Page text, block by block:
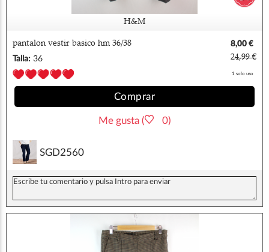
H&M
pantalon vestir basico hm 36/38
8,00 €
Talla: 36 24,99 €
1 solo uso
Comprar
Me gusta ( 0)
SGD2560